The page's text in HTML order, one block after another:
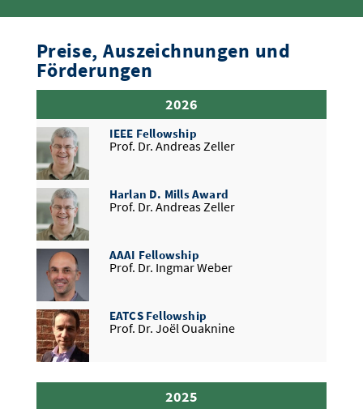
Preise, Auszeichnungen und
Förderungen
2026
IEEE Fellowship
Prof. Dr. Andreas Zeller
Harlan D. Mills Award
Prof. Dr. Andreas Zeller
AAAI Fellowship
Prof. Dr. Ingmar Weber
EATCS Fellowship
Prof. Dr. Joël Ouaknine
2025